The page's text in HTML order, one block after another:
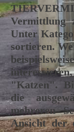
Vermittlung
Unter
sortieren.
"Katzen".
die
mehreren
Ansicht der